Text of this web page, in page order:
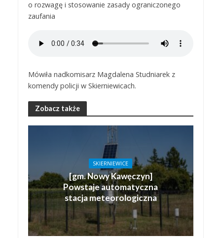
o rozwagę i stosowanie zasady ograniczonego
zaufania
Mówiła nadkomisarz Magdalena Studniarek z
komendy policji w Skierniewicach.
Zobacz także
SKIERNIEWICE
[gm. Nowy Kawęczyn]
Powstaje automatyczna
stacja meteorologiczna